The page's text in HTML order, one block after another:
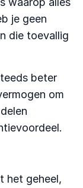
je geen
die toevallig
beter
om
het geheel,